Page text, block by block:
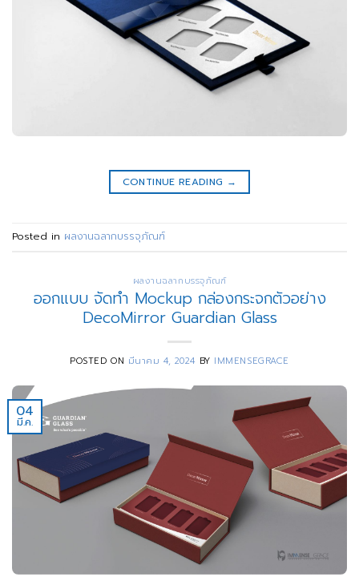
CONTINUE READING →
Posted in ผลงานฉลากบรรจุภัณฑ์
ผลงานฉลากบรรจุภัณฑ์
ออกแบบ จัดทำ Mockup กล่องกระจกตัวอย่าง
DecoMirror Guardian Glass
POSTED ON มีนาคม 4, 2024 BY IMMENSEGRACE
04
มี.ค.